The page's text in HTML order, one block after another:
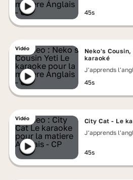
45s
Vidéo
Neko's Cousin,
karaoké
J'apprends
45s
Vidéo
City Cat - Le
J'apprends
45s